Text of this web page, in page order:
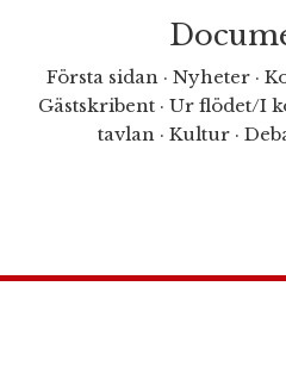
Första sidan· Nyheter·
Gästskribent · Ur flödet/I
tavlan · Kultur ·